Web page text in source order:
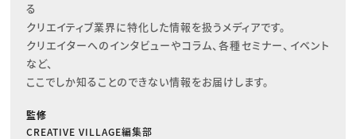
る
クリエイティブ業界に特化した情報を扱うメディアです。
クリエイターへのインタビューやコラム、各種セミナー、イベント
など、
ここでしか知ることのできない情報をお届けします。
監修
CREATIVE VILLAGE編集部